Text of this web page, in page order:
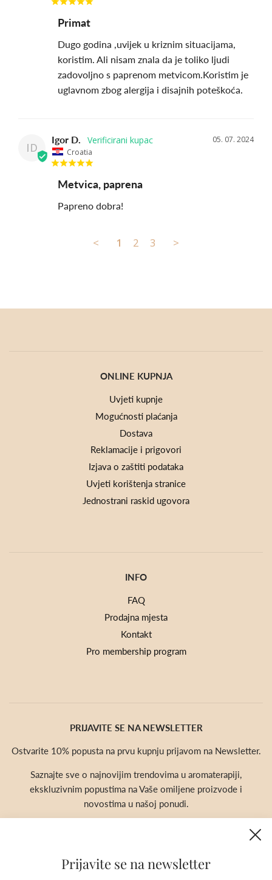
Primat
Dugo godina ,uvijek u kriznim situacijama,
koristim. Ali nisam znala da je toliko ljudi
zadovoljno s paprenom metvicom.Koristim je
ID
05. 07. 2024
Igor D.
Croatia
Metvica, paprena
Papreno dobra!
< 1 2 3 >
ONLINE KUPNJA
Uvjeti kupnje
Mogućnosti plaćanja
Dostava
Reklamacije i prigovori
Izjava o zaštiti podataka
Uvjeti korištenja stranice
Jednostrani raskid ugovora
INFO
FAQ
Prodajna mjesta
Kontakt
Pro membership program
PRIJAVITE SE NA NEWSLETTER
Ostvarite 10% popusta na prvu kupnju prijavom na Newsletter.
Saznajte sve o najnovijim trendovima u aromaterapiji,
ekskluzivnim popustima na Vaše omiljene proizvode i
novostima u našoj ponudi.
Prijavite se na newsletter